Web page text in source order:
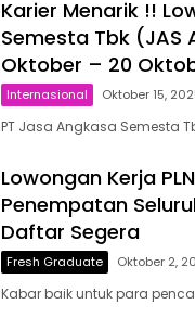
Karier Menarik !!
Semesta Tbk (JAS
Oktober – 20
Internasional Oktober 15,
PT Jasa Angkasa Semesta
Lowongan Kerja
Penempatan
Daftar Segera
Fresh Graduate Oktober 2,
Kabar baik untuk para